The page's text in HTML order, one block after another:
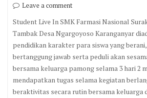
Leave a comment
Student Live In SMK Farmasi Nasional
Tambak Desa Ngargoyoso Karanganyar
pendidikan karakter para siswa yang
bertanggung jawab serta peduli akan
bersama keluarga pamong selama 3 hari 2
mendapatkan tugas selama kegiatan
beraktivitas secara rutin bersama keluarga